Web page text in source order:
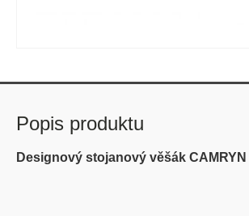
Popis produktu
Designový stojanový věšák CAMRYN